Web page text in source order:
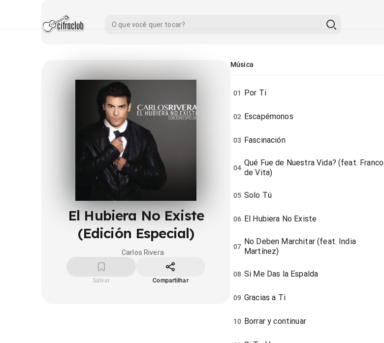
El Hubiera No Existe
(Edición Especial)
Carlos Rivera
Salvar Compartilhar
Música
01 Por Ti
02 Escapémonos
03 Fascinación
04
Qué Fue de Nuestra Vida? (feat. Franco
de Vita)
05 Solo Tú
06 El Hubiera No Existe
07
No Deben Marchitar (feat. India
Martínez)
08 Si Me Das la Espalda
09 Gracias a Ti
10 Borrar y continuar